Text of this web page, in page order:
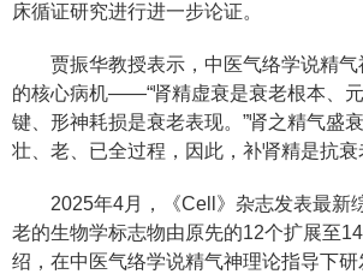
床循证研究进行进一步论证。
贾振华教授表示，中医气络学说精气
的核心病机——“肾精虚衰是衰老根本、
键、形神耗损是衰老表现。”肾之精气盛
壮、老、已全过程，因此，补肾精是抗衰
2025年4月，《Cell》杂志发表最新
老的生物学标志物由原先的12个扩展至
绍，在中医气络学说精气神理论指导下